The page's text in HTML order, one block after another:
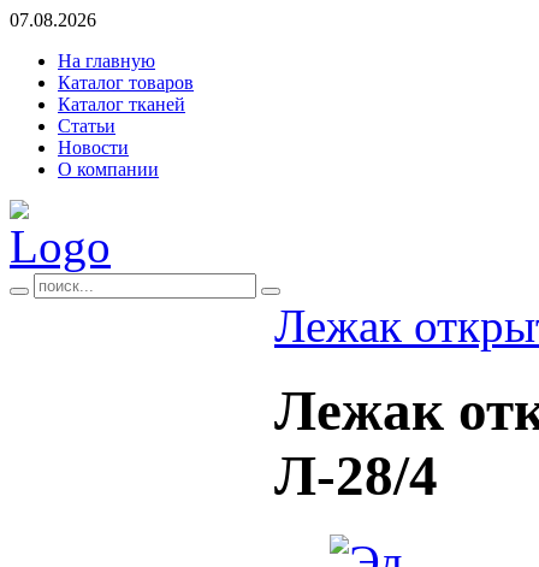
07.08.2026
На главную
Каталог товаров
Каталог тканей
Статьи
Новости
О компании
Лежак
Лежак
Л-28/4